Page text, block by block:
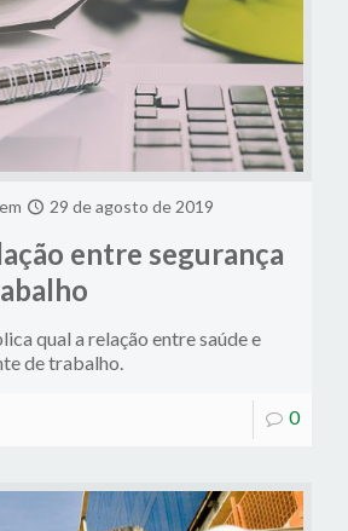
em 29 de agosto de 2019
entre segurança
qual a relação entre saúde e
de trabalho.
0